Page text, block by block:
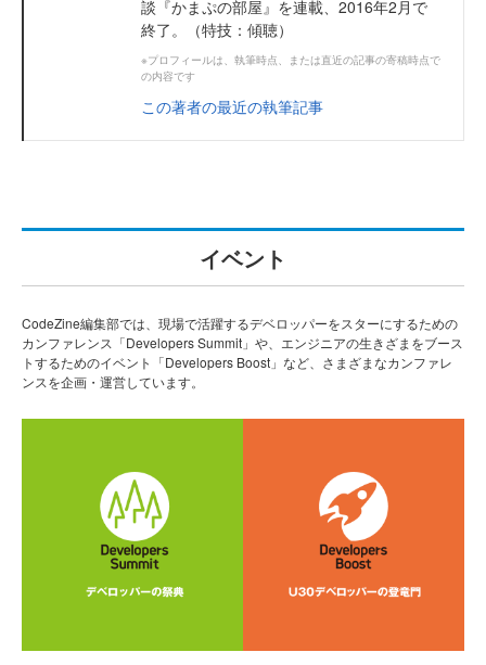
談『かまぷの部屋』を連載、2016年2月で
終了。（特技：傾聴）
※プロフィールは、執筆時点、または直近の記事の寄稿時点で
の内容です
この著者の最近の執筆記事
イベント
CodeZine編集部では、現場で活躍するデベロッパーをスターにするための
カンファレンス「Developers Summit」や、エンジニアの生きざまをブース
トするためのイベント「Developers Boost」など、さまざまなカンファレ
ンスを企画・運営しています。